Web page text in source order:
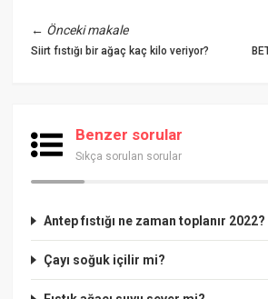
← Önceki makale
Siirt fıstığı bir ağaç kaç kilo veriyor?
Benzer sorular
Sıkça sorulan sorular
Antep fıstığı ne zaman toplanır 2022?
Çayı soğuk içilir mi?